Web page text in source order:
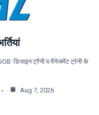
JOB: डिजाइन ट्रैनी व मैनेजमेंट ट्रेनी के
Aug 7, 2026